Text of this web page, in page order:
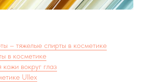
– тяжелые спирты в косметике
в косметике
вокруг глаз
Ullex